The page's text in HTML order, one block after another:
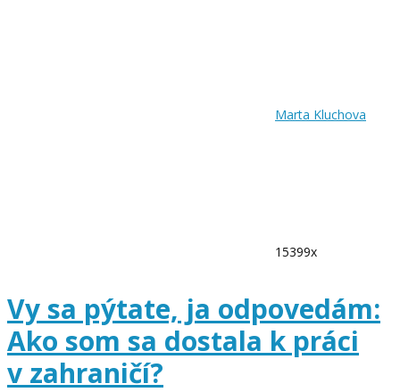
Marta Kluchova
15399x
Vy sa pýtate, ja odpovedám:
Ako som sa dostala k práci
v zahraničí?